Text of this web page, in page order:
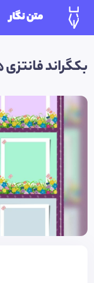
متن نگار
بکگراند فانتزی 5